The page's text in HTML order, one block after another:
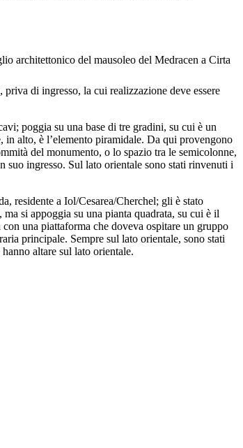
di ingresso, la cui realizzazione deve essere
poggia su una base di tre gradini, su cui è un
alto, è l’elemento piramidale. Da qui provengono
del monumento, o lo spazio tra le semicolonne,
ingresso. Sul lato orientale sono stati rinvenuti i
residente a Iol/Cesarea/Cherchel; gli è stato
si appoggia su una pianta quadrata, su cui è il
una piattaforma che doveva ospitare un gruppo
principale. Sempre sul lato orientale, sono stati
altare sul lato orientale.